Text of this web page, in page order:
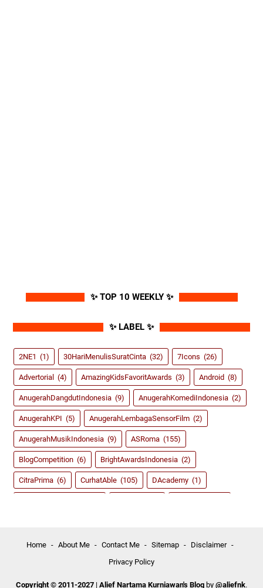
✨ TOP 10 WEEKLY ✨
✨ LABEL ✨
2NE1 (1) 30HariMenulisSuratCinta (32) 7Icons (26)
Advertorial (4) AmazingKidsFavoritAwards (3) Android (8)
AnugerahDangdutIndonesia (9) AnugerahKomediIndonesia (2)
AnugerahKPI (5) AnugerahLembagaSensorFilm (2)
AnugerahMusikIndonesia (9) ASRoma (155)
BlogCompetition (6) BrightAwardsIndonesia (2)
CitraPrima (6) CurhatAble (105) DAcademy (1)
Game (135) Girlband (39) GirlsGeneration (5)
InboxAwardsSCTV
IndahDewiPertiwi (18) IndonesiaKidsChoiceAwards (3)
Home About Me Contact Me Sitemap
Disclaimer
Privacy Policy
Copyright © 2011-2027 | Alief Nartama Kurniawan's Blog by @aliefnk.